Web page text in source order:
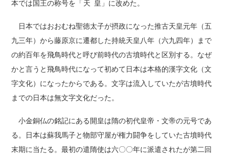
本では国王の称号を「 天皇」に改めた。
日本ではおおむね聖徳太子が摂政になった推古天皇元年（五
九三年）から藤原京に遷都した持統天皇八年（六九四年）まで
の約百年を飛鳥時代と呼び前時代の古墳時代と区別する。なぜ
かと言うと飛鳥時代になって初めて日本は本格的漢字文化（文
字文化）になったからである。文字は流入していたが古墳時代
までの日本は無文字文化だった。
小金銅仏の銘記にある開皇は隋の初代皇帝・文帝の元号であ
る。日本は蘇我馬子と物部守屋が権力闘争をしていた古墳時代
末期に当たる。最初の遣隋使は六〇〇年に派遣されたが第二回